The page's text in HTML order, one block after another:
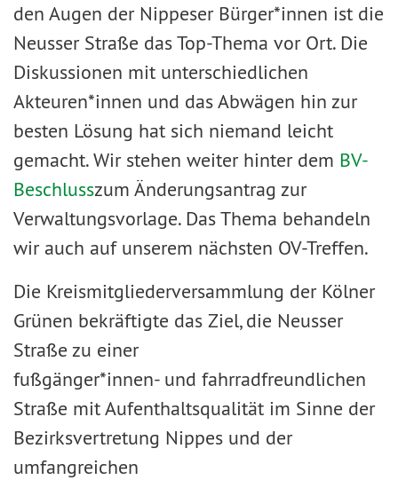
den Augen der Nippeser Bürger*innen ist die
Neusser Straße das Top-Thema vor Ort. Die
Diskussionen mit unterschiedlichen
Akteuren*innen und das Abwägen hin zur
besten Lösung hat sich niemand leicht
gemacht. Wir stehen weiter hinter dem BV-
Beschlusszum Änderungsantrag zur
Verwaltungsvorlage. Das Thema behandeln
wir auch auf unserem nächsten OV-Treffen.
Die Kreismitgliederversammlung der Kölner
Grünen bekräftigte das Ziel, die Neusser
Straße zu einer
fußgänger*innen- und fahrradfreundlichen
Straße mit Aufenthaltsqualität im Sinne der
Bezirksvertretung Nippes und der
umfangreichen